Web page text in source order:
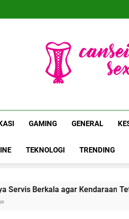
GAMING GENERAL
TEKNOLOGI TRENDING
Kendaraan Tetap Aman dan